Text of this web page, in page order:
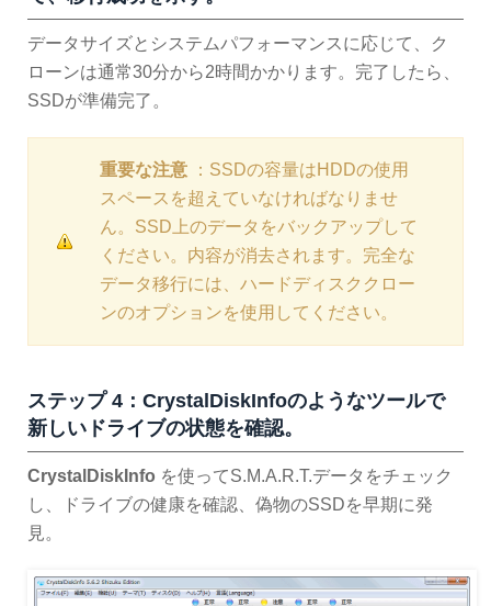
データサイズとシステムパフォーマンスに応じて、ク
ローンは通常30分から2時間かかります。完了したら、
SSDが準備完了。
重要な注意 ：SSDの容量はHDDの使用
スペースを超えていなければなりませ
ん。SSD上のデータをバックアップして
ください。内容が消去されます。完全な
データ移行には、ハードディスククロー
ンのオプションを使用してください。
ステップ 4：CrystalDiskInfoのようなツールで
新しいドライブの状態を確認。
CrystalDiskInfo を使ってS.M.A.R.T.データをチェック
し、ドライブの健康を確認、偽物のSSDを早期に発
見。